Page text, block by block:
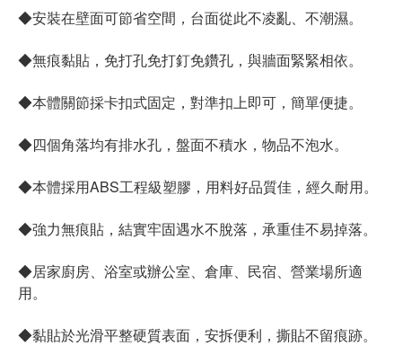
◆安裝在壁面可節省空間，台面從此不凌亂、不潮濕。
◆無痕黏貼，免打孔免打釘免鑽孔，與牆面緊緊相依。
◆本體關節採卡扣式固定，對準扣上即可，簡單便捷。
◆四個角落均有排水孔，盤面不積水，物品不泡水。
◆本體採用ABS工程級塑膠，用料好品質佳，經久耐用。
◆強力無痕貼，結實牢固遇水不脫落，承重佳不易掉落。
◆居家廚房、浴室或辦公室、倉庫、民宿、營業場所適
用。
◆黏貼於光滑平整硬質表面，安拆便利，撕貼不留痕跡。